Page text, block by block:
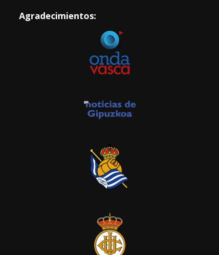
Agradecimientos: